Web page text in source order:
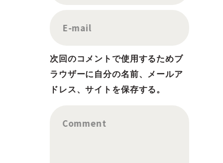
E-mail
次回のコメントで使用するためブ
ラウザーに自分の名前、メールア
ドレス、サイトを保存する。
Comment